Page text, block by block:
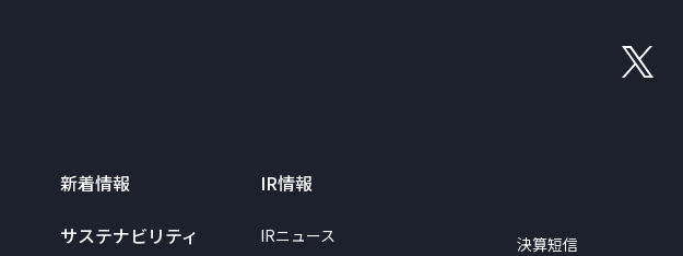
新着情報
サステナビリティ
IR情報
IRニュース
決算短信